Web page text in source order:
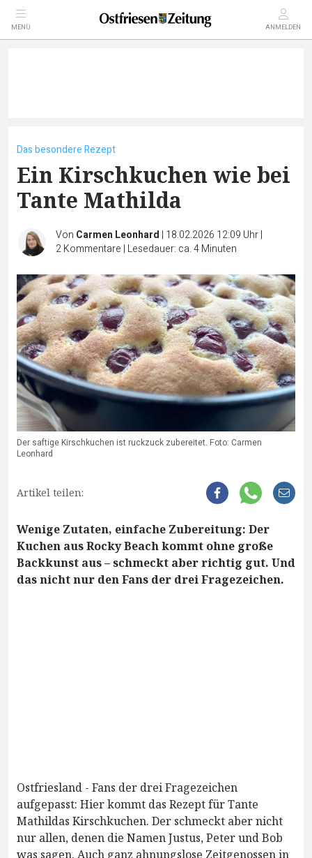
MENÜ ANMELDEN
Das besondere Rezept
Ein Kirschkuchen wie bei
Tante Mathilda
Von Carmen Leonhard | 18.02.2026 12:09 Uhr|
2Kommentare | Lesedauer: ca. 4 Minuten
Der saftige Kirschkuchen ist ruckzuck zubereitet. Foto: Carmen
Leonhard
Artikel teilen:
Wenige Zutaten, einfache Zubereitung: Der
Kuchen aus Rocky Beach kommt ohne große
Backkunst aus – schmeckt aber richtig gut. Und
das nicht nur den Fans der drei Fragezeichen.
Ostfriesland - Fans der drei Fragezeichen
aufgepasst: Hier kommt das Rezept für Tante
Mathildas Kirschkuchen. Der schmeckt aber nicht
nur allen, denen die Namen Justus, Peter und Bob
was sagen. Auch ganz ahnungslose Zeitgenossen in